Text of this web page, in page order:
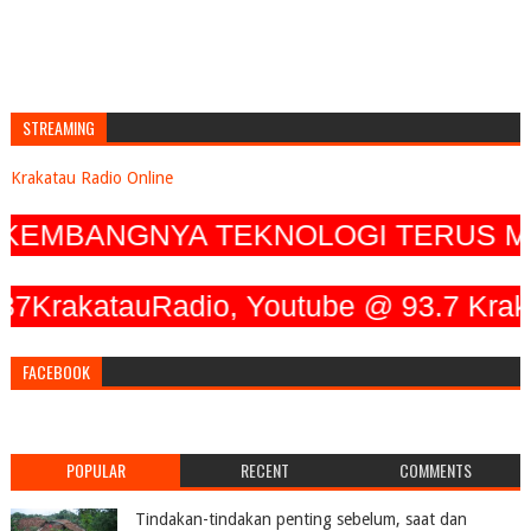
STREAMING
Krakatau Radio Online
TEKNOLOGI TERUS
Youtube @ 93.7
FACEBOOK
POPULAR RECENT COMMENTS
Tindakan-tindakan penting sebelum, saat dan